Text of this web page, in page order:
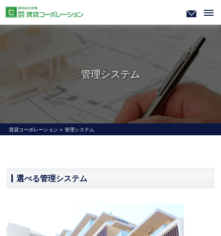
管理システム
賃貸コーポレーション >管理システム
選べる管理システム